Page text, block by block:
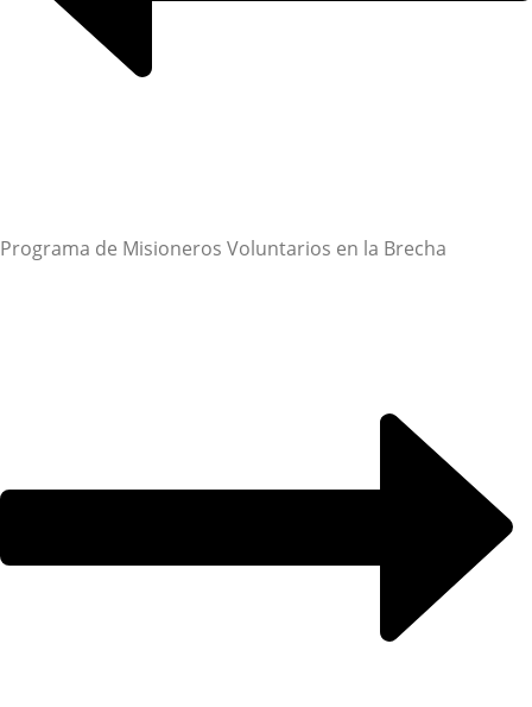
Programa de Misioneros Voluntarios en la Brecha